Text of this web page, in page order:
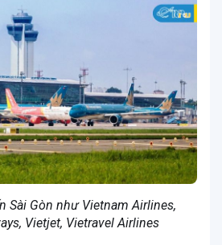
Sài Gòn như Vietnam Airlines,
Vietjet, Vietravel Airlines